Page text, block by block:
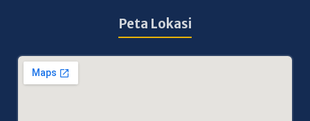
Peta Lokasi